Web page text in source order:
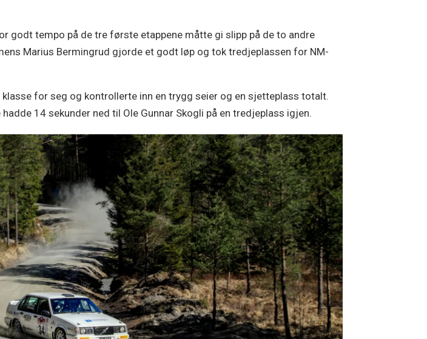
godt tempo på de tre første etappene måtte gi slipp på de to andre
Marius Bermingrud gjorde et godt løp og tok tredjeplassen for NM-
for seg og kontrollerte inn en trygg seier og en sjetteplass totalt.
14 sekunder ned til Ole Gunnar Skogli på en tredjeplass igjen.